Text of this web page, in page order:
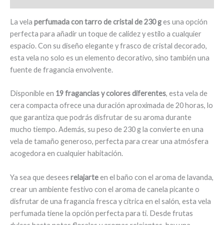
La vela perfumada con tarro de cristal de 230 ges una opción
perfecta para añadir un toque de calidez y estilo a cualquier
espacio. Con su diseño elegante y frasco de cristal decorado,
esta vela no solo es un elemento decorativo, sino también una
fuente de fragancia envolvente.
Disponible en 19 fragancias y colores diferentes, esta vela de
cera compacta ofrece una duración aproximada de 20 horas, lo
que garantiza que podrás disfrutar de su aroma durante
mucho tiempo. Además, su peso de 230 g la convierte en una
vela de tamaño generoso, perfecta para crear una atmósfera
acogedora en cualquier habitación.
Ya sea que desees relajarteen el baño con el aroma de lavanda,
crear un ambiente festivo con el aroma de canela picante o
disfrutar de una fragancia fresca y cítrica en el salón, esta vela
perfumada tiene la opción perfecta para ti. Desde frutas